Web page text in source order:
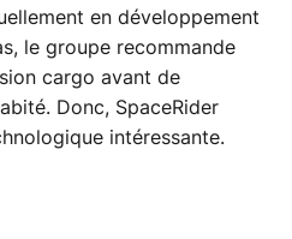
en développement
le groupe recommande
cargo avant de
Donc, SpaceRider
intéressante.